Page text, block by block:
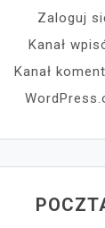
Zaloguj
Kanał
Kanał